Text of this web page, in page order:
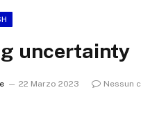
uncertainty
22 Marzo 2023
Nessun